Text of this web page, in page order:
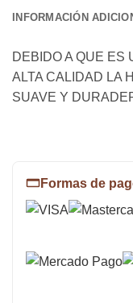
INFORMACIÓN
DEBIDO A QUE ES
ALTA CALIDAD LA
SUAVE Y
Formas de